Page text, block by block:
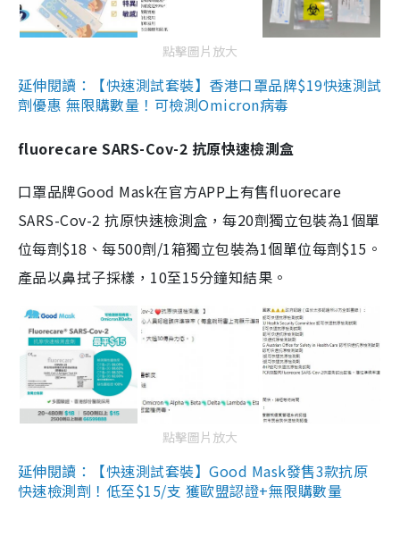
點擊圖片放大
延伸閱讀：【快速測試套裝】香港口罩品牌$19快速測試
劑優惠 無限購數量！可檢測Omicron病毒
fluorecare SARS-Cov-2 抗原快速檢測盒
口罩品牌Good Mask在官方APP上有售fluorecare
SARS-Cov-2 抗原快速檢測盒，每20劑獨立包裝為1個單
位每劑$18、每500劑/1箱獨立包裝為1個單位每劑$15。
產品以鼻拭子採樣，10至15分鐘知結果。
點擊圖片放大
延伸閱讀：【快速測試套裝】Good Mask發售3款抗原
快速檢測劑！低至$15/支 獲歐盟認證+無限購數量